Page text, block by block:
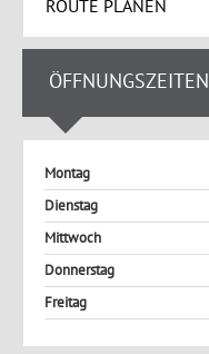
ROUTE PLANEN
ÖFFNUNGSZEITEN
Montag
Dienstag
Mittwoch
Donnerstag
Freitag